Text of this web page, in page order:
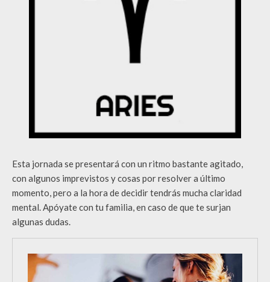
Esta jornada se presentará con un ritmo bastante agitado,
con algunos imprevistos y cosas por resolver a último
momento, pero a la hora de decidir tendrás mucha claridad
mental. Apóyate con tu familia, en caso de que te surjan
algunas dudas.